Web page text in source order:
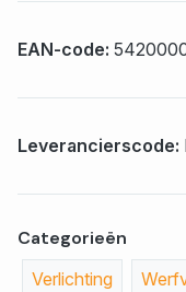
EAN-code:
Leverancierscode:
Categorieën
Verlichting